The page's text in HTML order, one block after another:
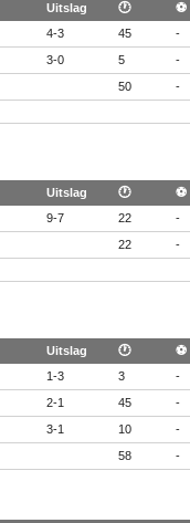
Uitslag 🕐 ⚽
4-3 45 -
3-0 5 -
50 -
Uitslag 🕐 ⚽
9-7 22 -
22 -
Uitslag 🕐 ⚽
1-3 3 -
2-1 45 -
3-1 10 -
58 -